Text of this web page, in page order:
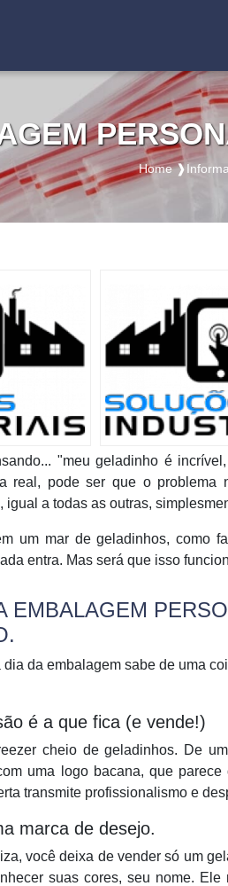
Home ❱
"meu geladinho é
real, pode ser que o
igual a todas as outras,
um mar de geladinhos, como
entra. Mas será que isso
EMBALAGEM
da embalagem sabe de uma
é a que fica (e vende!)
cheio de geladinhos. De
uma logo bacana, que
transmite profissionalismo e
marca de desejo.
você deixa de vender só um
suas cores, seu nome.